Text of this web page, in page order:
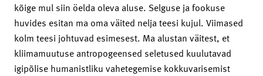
kõige mul siin öelda oleva aluse. Selguse ja fookuse
huvides esitan ma oma väited nelja teesi kujul. Viimased
kolm teesi johtuvad esimesest. Ma alustan väitest, et
kliimamuutuse antropogeensed seletused kuulutavad
igipõlise humanistliku vahetegemise kokkuvarisemist